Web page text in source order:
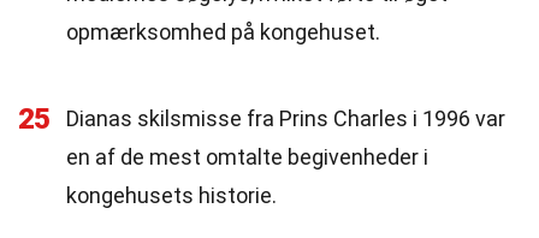
opmærksomhed på kongehuset.
25
Dianas skilsmisse fra Prins Charles i 1996 var
en af de mest omtalte begivenheder i
kongehusets historie.